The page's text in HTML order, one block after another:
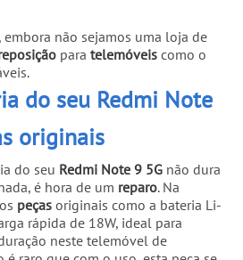
embora não sejamos uma loja de
para telemóveis como o
do seu Redmi Note
originais
do seu Redmi Note 9 5G não dura
é hora de um reparo. Na
peças originais como a bateria Li-
rápida de 18W, ideal para
neste telemóvel de